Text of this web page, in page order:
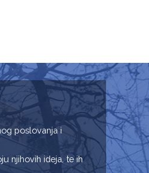
poslovanja i
njihovih ideja, te ih